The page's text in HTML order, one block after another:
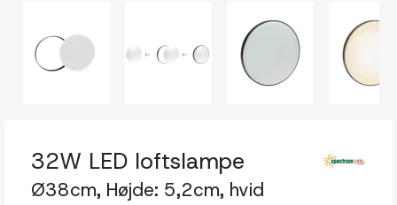
32W LED loftslampe
Ø38cm, Højde: 5,2cm, hvid